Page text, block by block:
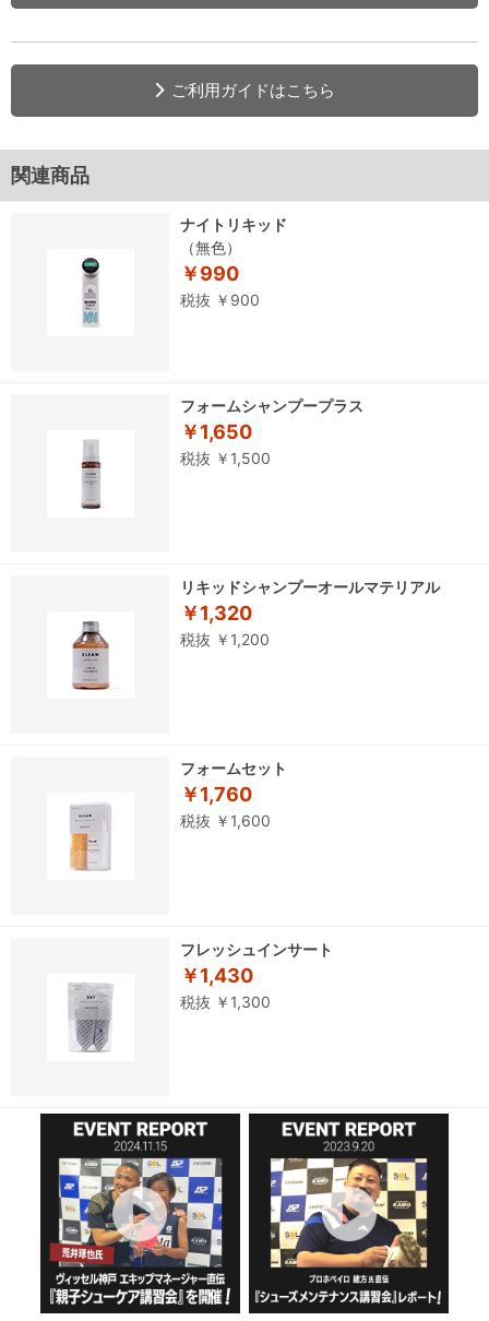
ご利用ガイドはこちら
関連商品
ナイトリキッド
（無色）
￥990
税抜 ￥900
フォームシャンプープラス
￥1,650
税抜 ￥1,500
リキッドシャンプーオールマテリアル
￥1,320
税抜 ￥1,200
フォームセット
￥1,760
税抜 ￥1,600
フレッシュインサート
￥1,430
税抜 ￥1,300